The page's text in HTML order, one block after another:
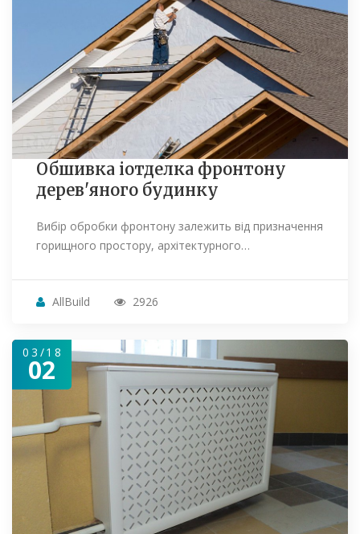
Обшивка іотделка фронтону
дерев'яного будинку
Вибір обробки фронтону залежить від призначення
горищного простору, архітектурного…
AllBuild 2926
03/18
02